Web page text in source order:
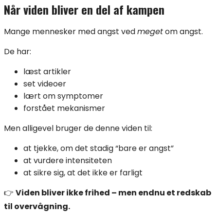
Når viden bliver en del af kampen
Mange mennesker med angst vedmegetom angst.
De har:
læst artikler
set videoer
lært om symptomer
forstået mekanismer
Men alligevel bruger de denne viden til:
at tjekke, om det stadig “bare er angst”
at vurdere intensiteten
at sikre sig, at det ikke er farligt
👉 Viden bliver ikke frihed – men endnu et redskab
til overvågning.